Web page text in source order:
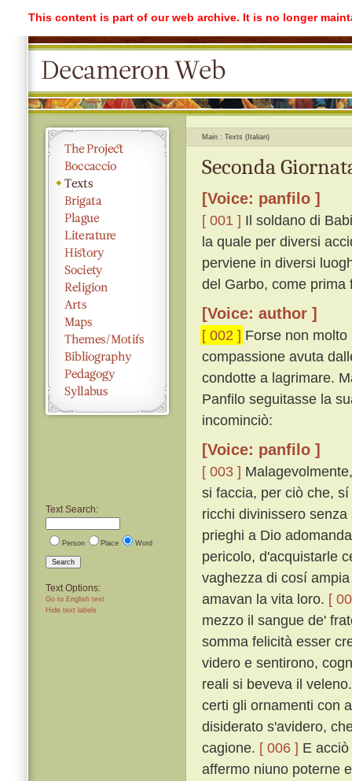
This content is part of our web archive. It is no longer
Text Search:
Person Place Word
Search
Text Options:
Go to English text
Hide text labels
Main Texts (Italian)
Seconda
[Voice: panfilo ]
[ 001 ] Il soldano di
la quale per diversi
perviene in diversi
del Garbo, come prima
[Voice: author ]
[ 002 ] Forse non
compassione avuta
condotte a lagrimare.
Panfilo seguitasse la
incominciò:
[Voice: panfilo ]
[ 003 ]
si faccia, per ciò che,
ricchi divinissero
prieghi a Dio
pericolo, d'acquistarle
vaghezza di cosí
amavan la vita loro. [
mezzo il sangue de'
somma felicità esser
videro e sentirono,
reali si beveva il
certi gli ornamenti con
disiderato s'avidero,
cagione. [ 006 ] E
affermo niuno poterne